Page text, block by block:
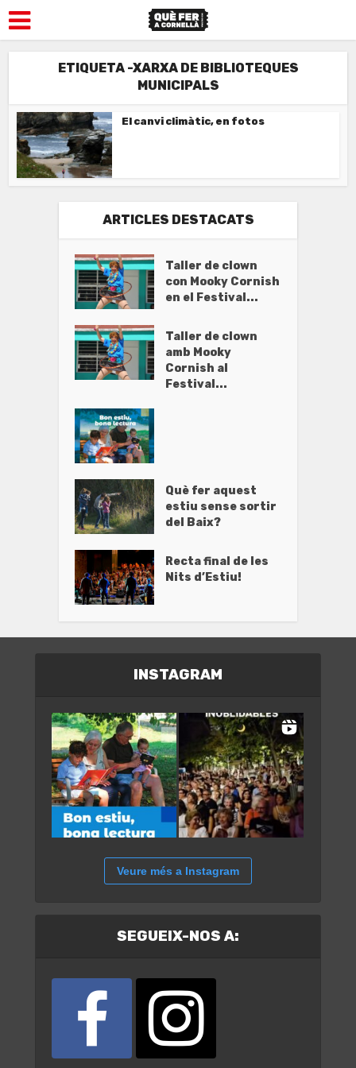
ETIQUETA -XARXA DE BIBLIOTEQUES
MUNICIPALS
El canvi climàtic, en fotos
ARTICLES DESTACATS
Taller de clown
con Mooky Cornish
en el Festival...
Taller de clown
amb Mooky
Cornish al
Festival...
Què fer aquest
estiu sense sortir
del Baix?
Recta final de les
Nits d’Estiu!
INSTAGRAM
Veure més a Instagram
SEGUEIX-NOS A: